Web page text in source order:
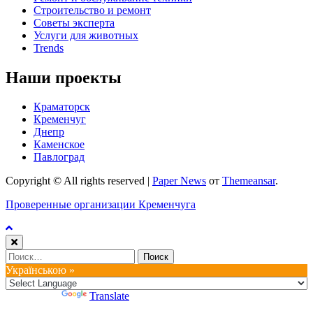
Строительство и ремонт
Советы эксперта
Услуги для животных
Trends
Наши проекты
Краматорск
Кременчуг
Днепр
Каменское
Павлоград
Copyright © All rights reserved
Paper News от Themeansar.
Проверенные организации Кременчуга
Найти:
Українською »
Translate